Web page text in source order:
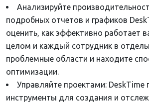
Анализируйте
подробных отчетов и графиков
оценить, как эффективно работает
целом и каждый сотрудник в
проблемные области и находите
оптимизации.
Управляйте проектами: DeskTime
инструменты для создания и